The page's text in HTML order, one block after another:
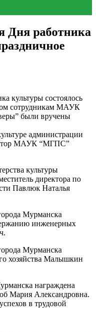
Дня работника
культуры состоялось
сотрудникам МАУК
были вручены
администрации
МАУК “МГПС”
культуры
директора по
Павлюк Наталья
Мурманска
инженерных
Мурманска
хозяйства Малышкин
награждена
Мария Александровна.
в трудовой